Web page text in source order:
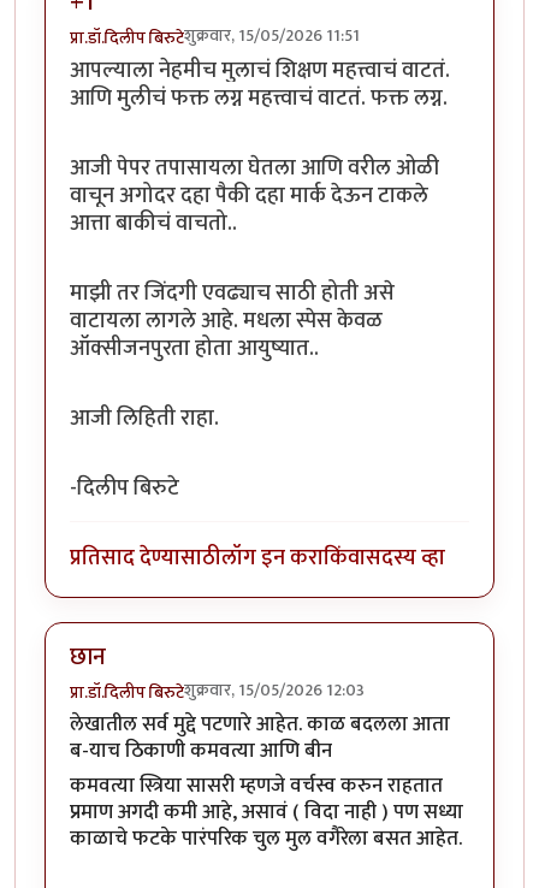
प्रा.डॉ.दिलीप बिरुटेशुक्रवार, 15/05/2026 11:51
आपल्याला नेहमीच मुलाचं शिक्षण महत्त्वाचं वाटतं.
आणि मुलीचं फक्त लग्न महत्त्वाचं वाटतं. फक्त लग्न.
आजी पेपर तपासायला घेतला आणि वरील ओळी
वाचून अगोदर दहा पैकी दहा मार्क देऊन टाकले
आत्ता बाकीचं वाचतो..
माझी तर जिंदगी एवढ्याच साठी होती असे
वाटायला लागले आहे. मधला स्पेस केवळ
ऑक्सीजनपुरता होता आयुष्यात..
आजी लिहिती राहा.
-दिलीप बिरुटे
प्रतिसाद देण्यासाठीलॉग इन कराकिंवासदस्य व्हा
छान
प्रा.डॉ.दिलीप बिरुटेशुक्रवार, 15/05/2026 12:03
लेखातील सर्व मुद्दे पटणारे आहेत. काळ बदलला आता
ब-याच ठिकाणी कमवत्या आणि बीन
कमवत्या स्त्रिया सासरी म्हणजे वर्चस्व करुन राहतात
प्रमाण अगदी कमी आहे, असावं ( विदा नाही ) पण सध्या
काळाचे फटके पारंपरिक चुल मुल वगैरेला बसत आहेत.